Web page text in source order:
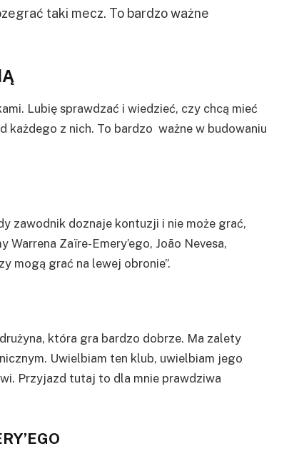
taki mecz. To bardzo ważne
Lubię sprawdzać i wiedzieć, czy chcą mieć
każdego z nich. To bardzo ważne w budowaniu
zawodnik doznaje kontuzji i nie może grać,
Zaïre-Emery’ego, João Nevesa,
mogą grać na lewej obronie”.
która gra bardzo dobrze. Ma zalety
Uwielbiam ten klub, uwielbiam jego
Przyjazd tutaj to dla mnie prawdziwa